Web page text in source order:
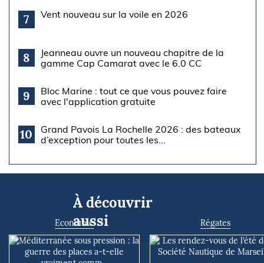
7 Vent nouveau sur la voile en 2026
8
Jeanneau ouvre un nouveau chapitre de la
gamme Cap Camarat avec le 6.0 CC
9
Bloc Marine : tout ce que vous pouvez faire
avec l'application gratuite
10
Grand Pavois La Rochelle 2026 : des bateaux
d’exception pour toutes les...
À découvrir
aussi
Economie Régates